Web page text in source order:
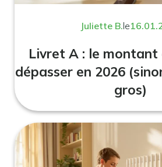
Juliette B.le
Livret A : le montant
dépasser en 2026
gros)